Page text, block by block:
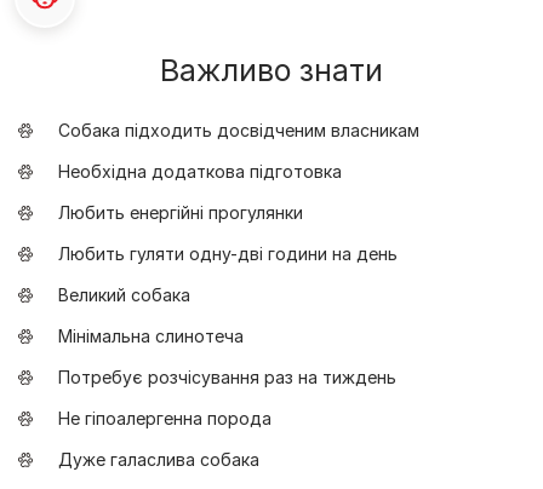
Важливо знати
Собака підходить досвідченим власникам
Необхідна додаткова підготовка
Любить енергійні прогулянки
Любить гуляти одну-дві години на день
Великий собака
Мінімальна слинотеча
Потребує розчісування раз на тиждень
Не гіпоалергенна порода
Дуже галаслива собака